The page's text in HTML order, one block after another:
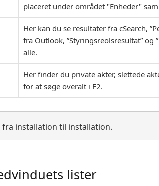
placeret under området "Enheder"
Her kan du se resultater fra cSearch,
fra Outlook, ”Styringsreolsresultat” og
alle.
Her finder du private akter, slettede
for at søge overalt i F2.
installation til installation.
lister